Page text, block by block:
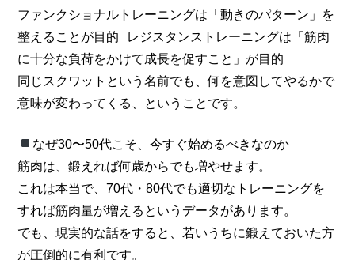
ファンクショナルトレーニングは「動きのパターン」を
整えることが目的 レジスタンストレーニングは「筋肉
に十分な負荷をかけて成長を促すこと」が目的
同じスクワットという名前でも、何を意図してやるかで
意味が変わってくる、ということです。
なぜ30〜50代こそ、今すぐ始めるべきなのか
筋肉は、鍛えれば何歳からでも増やせます。
これは本当で、70代・80代でも適切なトレーニングを
すれば筋肉量が増えるというデータがあります。
でも、現実的な話をすると、若いうちに鍛えておいた方
が圧倒的に有利です。